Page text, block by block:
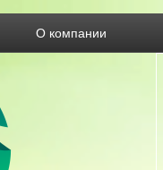
О компании